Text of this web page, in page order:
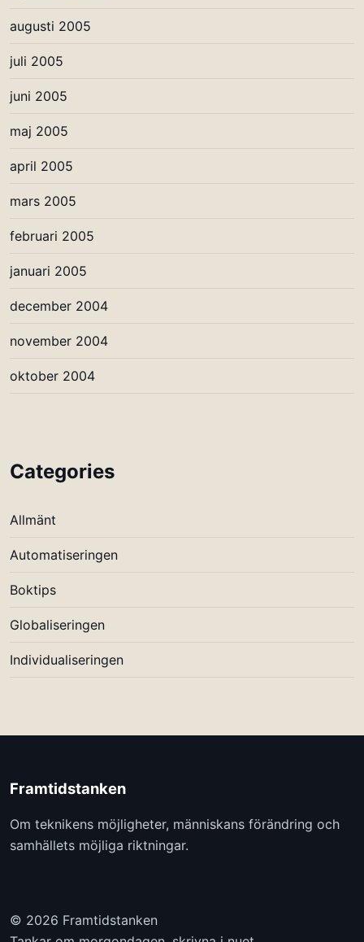
augusti 2005
juli 2005
juni 2005
maj 2005
april 2005
mars 2005
februari 2005
januari 2005
december 2004
november 2004
oktober 2004
Categories
Allmänt
Automatiseringen
Boktips
Globaliseringen
Individualiseringen
Framtidstanken
Om teknikens möjligheter, människans förändring och
samhällets möjliga riktningar.
© 2026 Framtidstanken